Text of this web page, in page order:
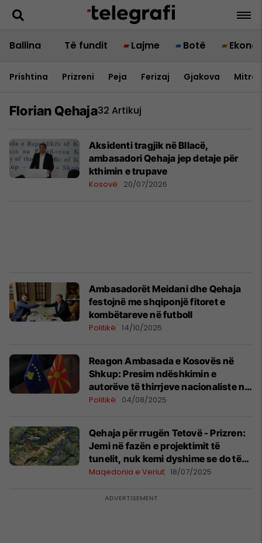
Ballina Të fundit Lajme Botë
Prishtina Prizreni Peja Ferizaj Gjakova
Florian Qehaja32 Artikuj
Aksidenti tragjik në Bllacë,
ambasadori Qehaja jep detaje për
kthimin e trupave
Kosovë 20/07/2026
Ambasadorët Meidani dhe Qehaja
festojnë me shqiponjë fitoret e
kombëtareve në futboll
Politikë 14/10/2025
Reagon Ambasada e Kosovës në
Shkup: Presim ndëshkimin e
autorëve të thirrjeve nacionaliste në
Kumanovë
Politikë 04/08/2025
Qehaja për rrugën Tetovë - Prizren:
Jemi në fazën e projektimit të
tunelit, nuk kemi dyshime se do të
bëhet
Maqedonia e Veriut 18/07/2025